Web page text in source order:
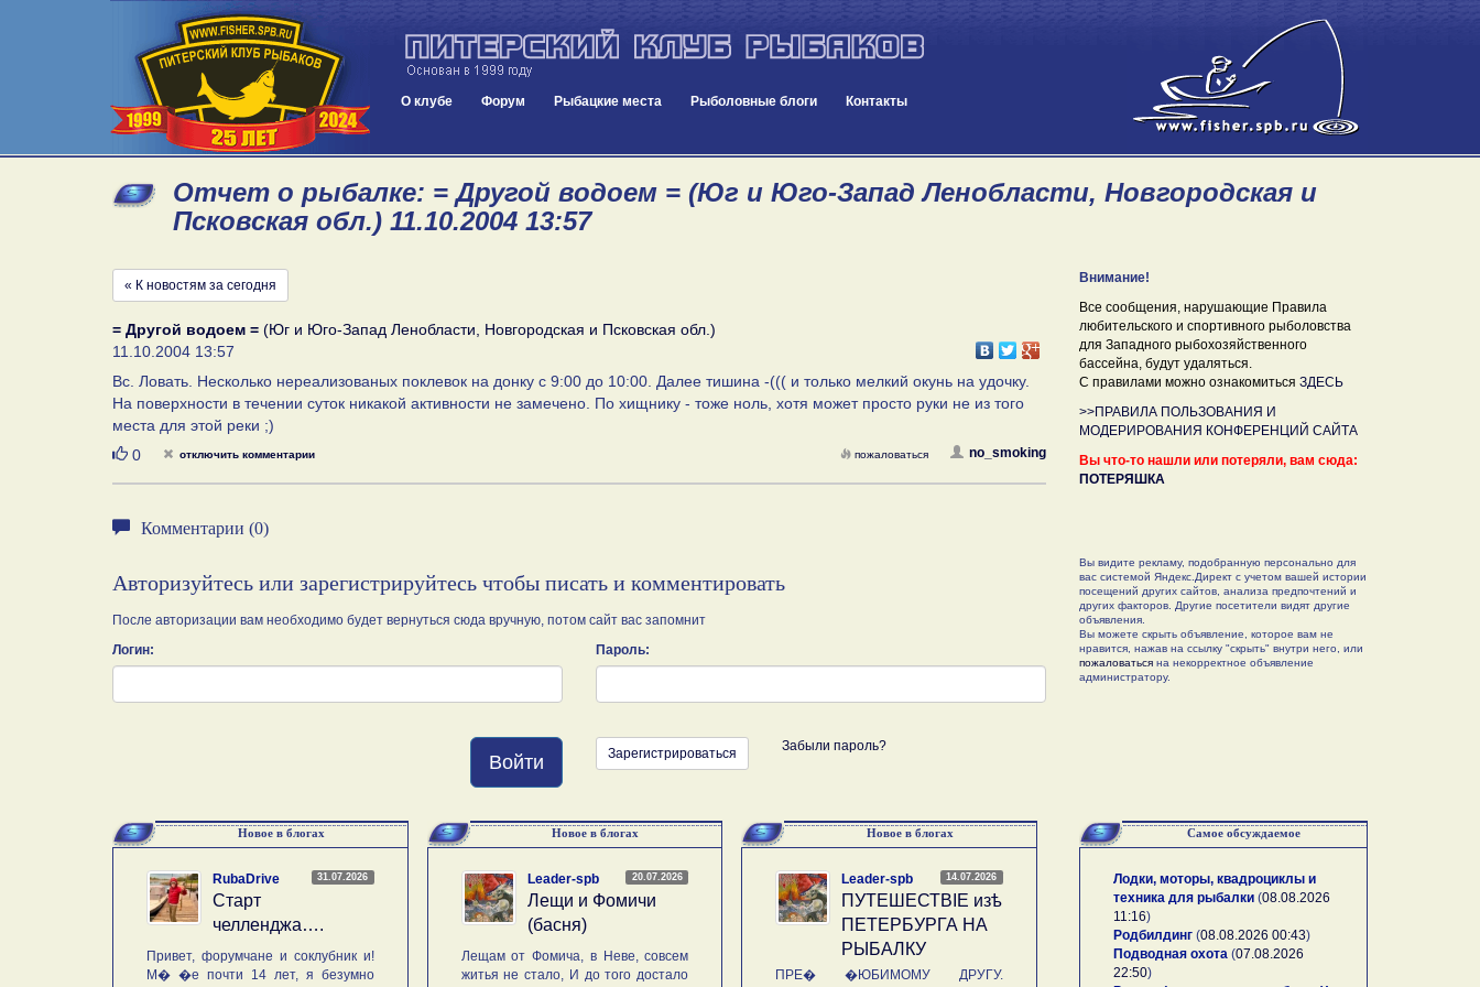
О клубе Форум Рыбацкие места Рыболовные блоги Контакты
Отчет о рыбалке: = Другой водоем = (Юг и Юго-Запад Ленобласти, Новгородская и
Псковская обл.) 11.10.2004 13:57
« К новостям за сегодня
= Другой водоем = (Юг и Юго-Запад Ленобласти, Новгородская и Псковская обл.)
11.10.2004 13:57
Вс. Ловать. Несколько нереализованых поклевок на донку с 9:00 до 10:00. Далее тишина -((( и только мелкий окунь на удочку.
На поверхности в течении суток никакой активности не замечено. По хищнику - тоже ноль, хотя может просто руки не из того
места для этой реки ;)
Нравится
0 отключить комментарии no_smoking
пожаловаться
Комментарии (0)
Авторизуйтесь или зарегистрируйтесь чтобы писать и комментировать
После авторизации вам необходимо будет вернуться сюда вручную, потом сайт вас запомнит
Логин:
Пароль:
Войти Зарегистрироваться Забыли пароль?
Внимание!
Все сообщения, нарушающие Правила
любительского и спортивного рыболовства
для Западного рыбохозяйственного
бассейна, будут удаляться.
С правилами можно ознакомиться ЗДЕСЬ
>>ПРАВИЛА ПОЛЬЗОВАНИЯ И
МОДЕРИРОВАНИЯ КОНФЕРЕНЦИЙ САЙТА
Вы что-то нашли или потеряли, вам сюда:
ПОТЕРЯШКА
Вы видите рекламу, подобранную персонально для
вас системой Яндекс.Директ с учетом вашей истории
посещений других сайтов, анализа предпочтений и
других факторов. Другие посетители видят другие
объявления.
Вы можете скрыть объявление, которое вам не
нравится, нажав на ссылку "скрыть" внутри него, или
пожаловатьсяна некорректное объявление
администратору.
Новое в блогах
31.07.2026
RubaDrive
Старт
челленджа….
Привет, форумчане и соклубник и!
М� �е почти 14 лет, я безумно
Новое в блогах
20.07.2026
Leader-spb
Лещи и Фомичи
(басня)
Лещам от Фомича, в Неве, совсем
житья не стало, И до того достало
Новое в блогах
14.07.2026
Leader-spb
ПУТЕШЕСТВIE изѣ
ПЕТЕРБУРГА НА
РЫБАЛКУ
ПРЕ� �ЮБИМОМУ ДРУГУ.
Самое обсуждаемое
Лодки, моторы, квадроциклы и
техника для рыбалки(08.08.2026
11:16)
Родбилдинг(08.08.2026 00:43)
Подводная охота(07.08.2026
22:50)